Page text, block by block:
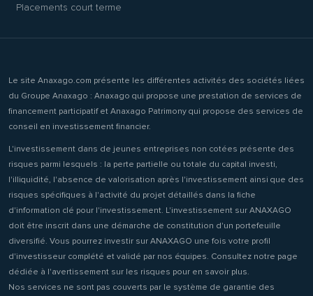
Placements court terme
Le site Anaxago.com présente les différentes activités des sociétés liées
du Groupe Anaxago : Anaxago qui propose une prestation de services de
financement participatif et Anaxago Patrimony qui propose des services de
conseil en investissement financier.
L'investissement dans de jeunes entreprises non cotées présente des
risques parmi lesquels : la perte partielle ou totale du capital investi,
l'illiquidité, l'absence de valorisation après l'investissement ainsi que des
risques spécifiques à l'activité du projet détaillés dans la fiche
d'information clé pour l'investissement. L'investissement sur ANAXAGO
doit être inscrit dans une démarche de constitution d'un portefeuille
diversifié. Vous pourrez investir sur ANAXAGO une fois votre profil
d'investisseur complété et validé par nos équipes. Consultez notre page
dédiée à l'avertissement sur les risques pour en savoir plus.
Nos services ne sont pas couverts par le système de garantie des